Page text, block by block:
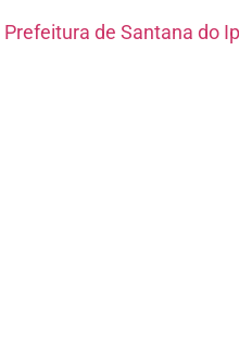
Prefeitura de Santana do